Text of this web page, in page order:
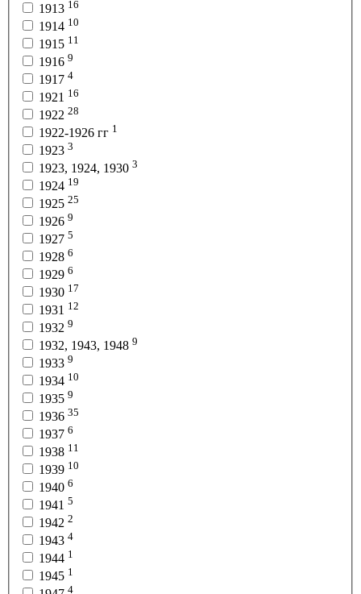
1913 16
1914 10
1915 11
1916 9
1917 4
1921 16
1922 28
1922-1926 гг 1
1923 3
1923, 1924, 1930 3
1924 19
1925 25
1926 9
1927 5
1928 6
1929 6
1930 17
1931 12
1932 9
1932, 1943, 1948 9
1933 9
1934 10
1935 9
1936 35
1937 6
1938 11
1939 10
1940 6
1941 5
1942 2
1943 4
1944 1
1945 1
4